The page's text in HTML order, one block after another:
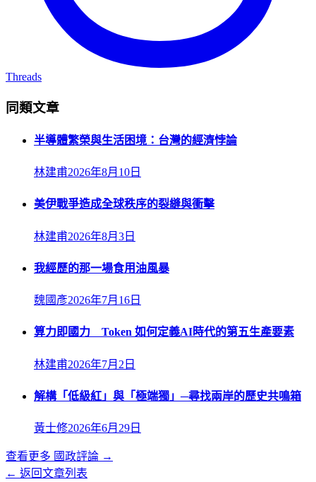
Threads
同類文章
半導體繁榮與生活困境：台灣的經濟悖論
林建甫2026年8月10日
美伊戰爭造成全球秩序的裂縫與衝擊
林建甫2026年8月3日
我經歷的那一場食用油風暴
魏國彥2026年7月16日
算力即國力 Token 如何定義AI時代的第五生產要素
林建甫2026年7月2日
解構「低級紅」與「極端獨」─尋找兩岸的歷史共鳴箱
黃士修2026年6月29日
查看更多 國政評論 →
← 返回文章列表